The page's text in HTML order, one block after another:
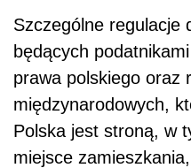
Szczególne regulacje
będących
prawa polskiego oraz
międzynarodowych,
Polska jest stroną, w
miejsce